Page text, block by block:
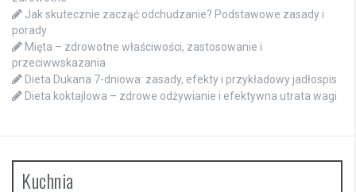
Jak skutecznie zacząć odchudzanie? Podstawowe zasady i
porady
Mięta – zdrowotne właściwości, zastosowanie i
przeciwwskazania
Dieta Dukana 7-dniowa: zasady, efekty i przykładowy jadłospis
Dieta koktajlowa – zdrowe odżywianie i efektywna utrata wagi
Kuchnia